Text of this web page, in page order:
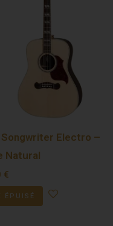
Songwriter Electro –
Natural
€
ÉPUISÉ